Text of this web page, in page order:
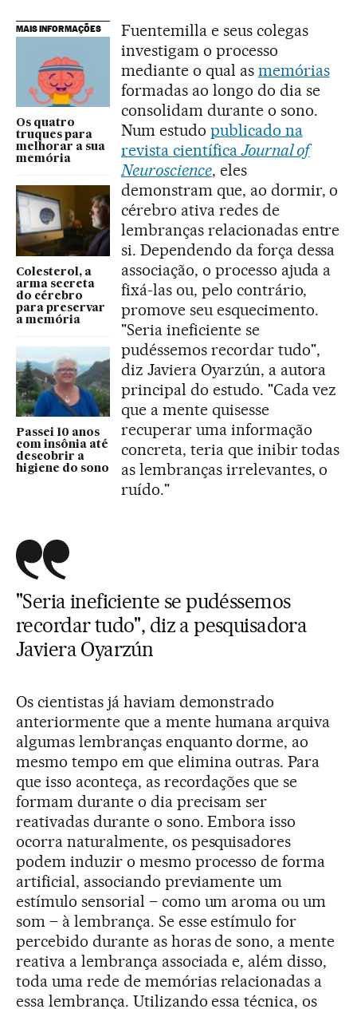
MAIS INFORMAÇÕES
Os quatro
truques para
melhorar a sua
memória
Colesterol, a
arma secreta
do cérebro
para preservar
a memória
Passei 10 anos
com insônia até
descobrir a
higiene do sono
Fuentemilla e seus colegas
investigam o processo
mediante o qual as memórias
formadas ao longo do dia se
consolidam durante o sono.
Num estudo publicado na
revista científicaJournal of
Neuroscience, eles
demonstram que, ao dormir, o
cérebro ativa redes de
lembranças relacionadas entre
si. Dependendo da força dessa
associação, o processo ajuda a
fixá-las ou, pelo contrário,
promove seu esquecimento.
"Seria ineficiente se
pudéssemos recordar tudo",
diz Javiera Oyarzún, a autora
principal do estudo. "Cada vez
que a mente quisesse
recuperar uma informação
concreta, teria que inibir todas
as lembranças irrelevantes, o
ruído."
"Seria ineficiente se pudéssemos
recordar tudo", diz a pesquisadora
Javiera Oyarzún
Os cientistas já haviam demonstrado
anteriormente que a mente humana arquiva
algumas lembranças enquanto dorme, ao
mesmo tempo em que elimina outras. Para
que isso aconteça, as recordações que se
formam durante o dia precisam ser
reativadas durante o sono. Embora isso
ocorra naturalmente, os pesquisadores
podem induzir o mesmo processo de forma
artificial, associando previamente um
estímulo sensorial – como um aroma ou um
som – à lembrança. Se esse estímulo for
percebido durante as horas de sono, a mente
reativa a lembrança associada e, além disso,
toda uma rede de memórias relacionadas a
essa lembrança. Utilizando essa técnica, os